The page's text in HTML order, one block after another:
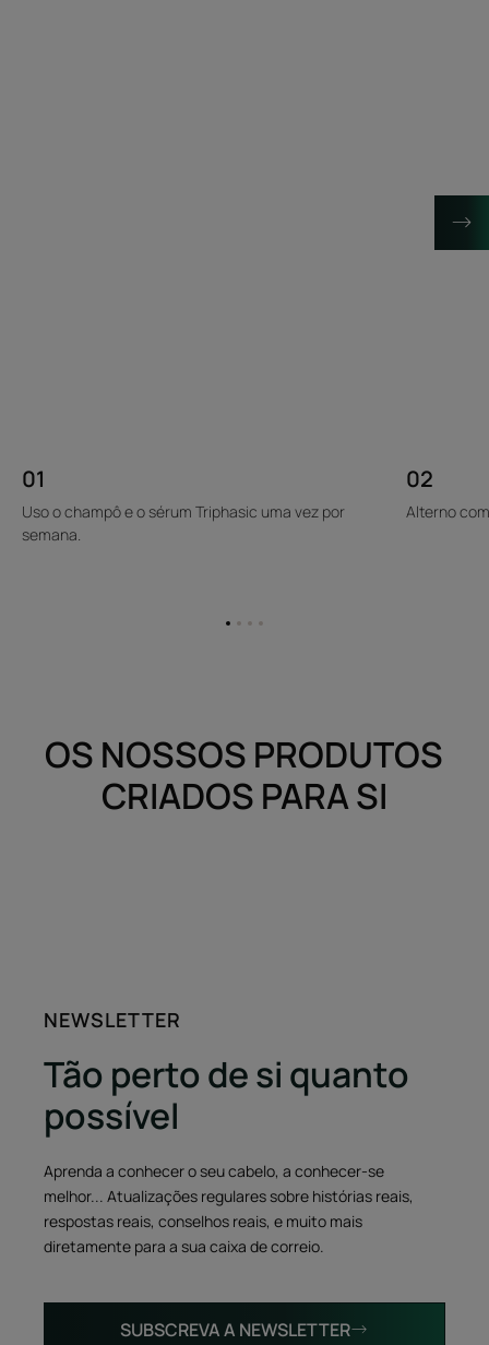
01
Uso o champô e o sérum Triphasic uma vez por
semana.
02
Alterno
IrIrIrIr
OS NOSSOS PRODUTOS
CRIADOS PARA SI
NEWSLETTER
Tão perto de si quanto
possível
Aprenda a conhecer o seu cabelo, a conhecer-se
melhor... Atualizações regulares sobre histórias reais,
respostas reais, conselhos reais, e muito mais
diretamente para a sua caixa de correio.
SUBSCREVA A NEWSLETTER